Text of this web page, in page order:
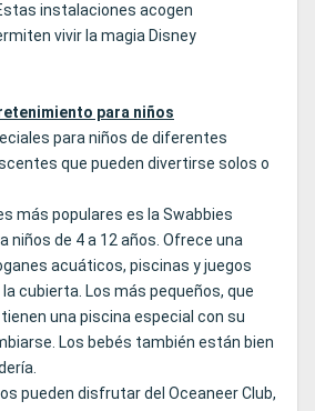
instalaciones acogen
vivir la magia Disney
para niños
para niños de diferentes
que pueden divertirse solos o
más populares es la Swabbies
niños de 4 a 12 años. Ofrece una
acuáticos, piscinas y juegos
cubierta. Los más pequeños, que
una piscina especial con su
Los bebés también están bien
pueden disfrutar del Oceaneer Club,